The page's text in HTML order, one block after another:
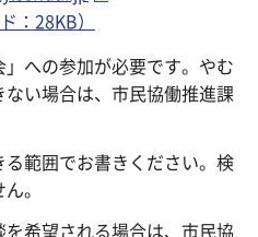
：28KB）
への参加が必要です。やむ
い場合は、市民協働推進課
範囲でお書きください。検
。
希望される場合は、市民協